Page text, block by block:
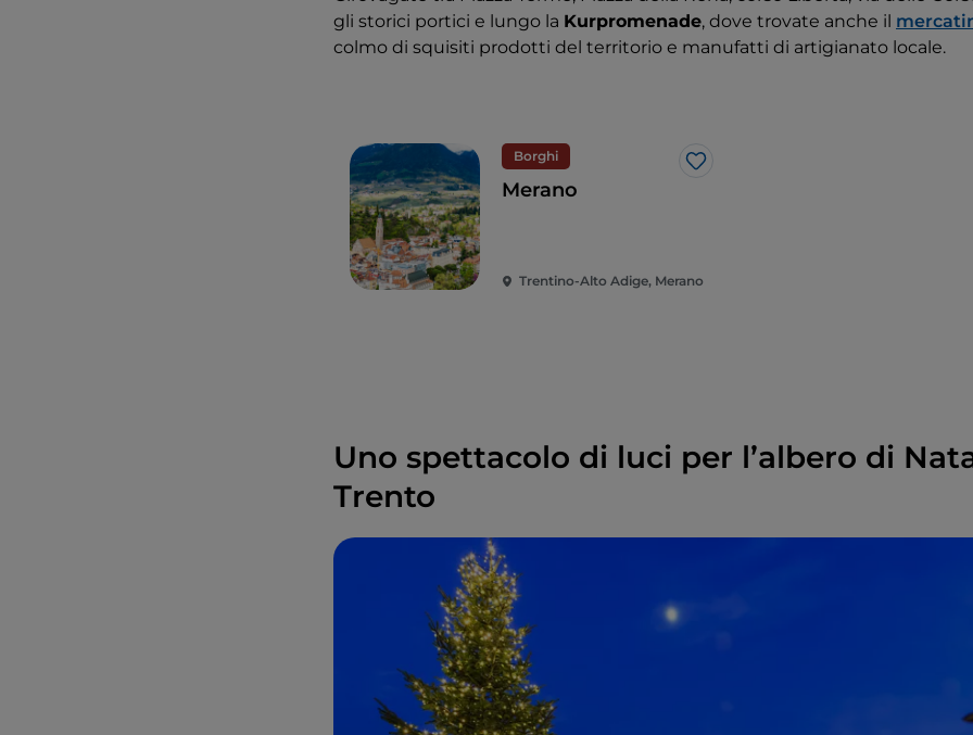
gli storici portici e lungo la Kurpromenade, dove trovate anche il
colmo di squisiti prodotti del territorio e manufatti di artigianato locale.
Borghi
Like
Merano
Trentino-Alto Adige, Merano
Uno spettacolo di luci per l’albero di
Trento